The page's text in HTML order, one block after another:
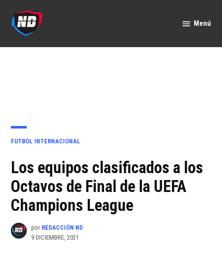
contenido
Menú
PUBLICADO
FUTBOL INTERNACIONAL
Los equipos clasificados a los
Octavos de Final de la UEFA
Champions League
por REDACCIÓN ND
9 DICIEMBRE, 2021